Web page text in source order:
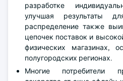
разработке
улучшая результаты
распределение также
цепочек поставок и
физических магазинах,
полугородских регионах.
Многие потребители